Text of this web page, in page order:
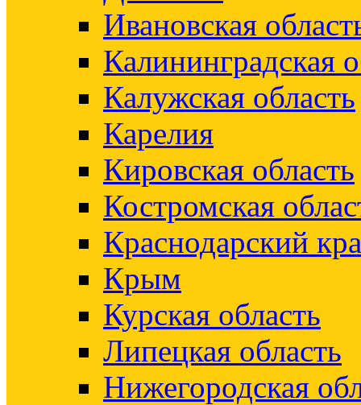
Ивановская
Калининградская
Калужская область
Карелия
Кировская область
Костромская
Краснодарский
Крым
Курская область
Липецкая область
Нижегородская